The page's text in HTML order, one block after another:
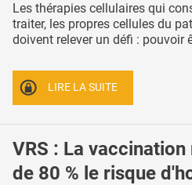
Les thérapies cellulaires qui
traiter, les propres cellules du
doivent relever un défi : pouvoir
LIRE LA SUITE
VRS : La
de 80 % le risque